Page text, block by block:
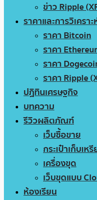
ข่าว Ripple
ราคาและการวิเคราะ
ราคา Bitcoin
ราคา
ราคา
ราคา Ripple
ปฏิทินเศรษฐกิจ
บทความ
รีวิวผลิตภัณฑ์
เว็บซื้อขาย
กระเป๋าเก็บเห
เครื่องขุด
เว็บขุดแบบ
ห้องเรียน